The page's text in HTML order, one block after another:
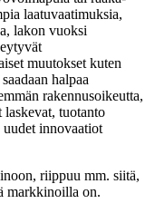
laatuvaatimuksia,
lakon vuoksi
muutokset kuten
halpaa
rakennusoikeutta,
tuotanto
innovaatiot
riippuu mm. siitä,
markkinoilla on.